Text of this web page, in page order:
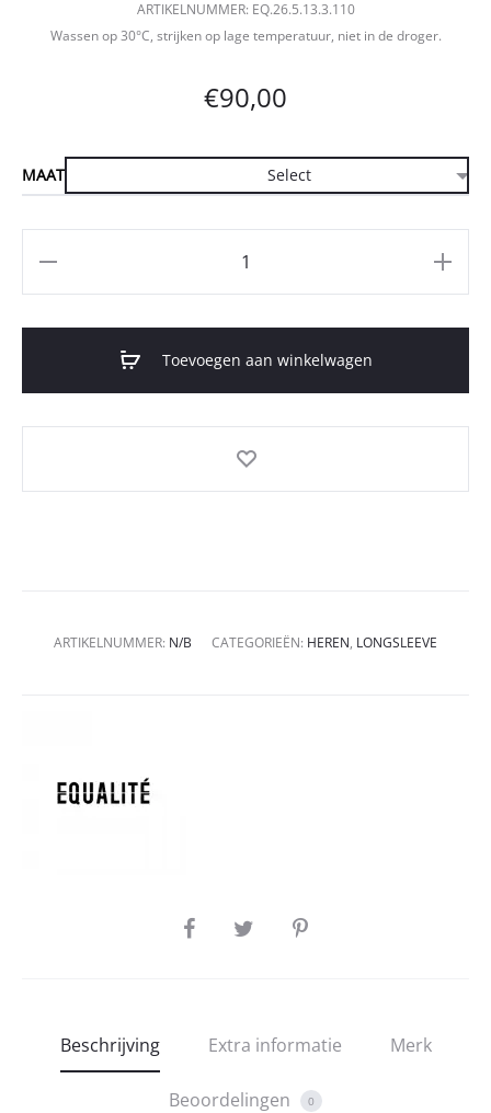
ARTIKELNUMMER: EQ.26.5.13.3.110
Wassen op 30°C, strijken op lage temperatuur, niet in de droger.
€90,00
MAAT
Toevoegen aan winkelwagen
ARTIKELNUMMER: N/B CATEGORIEËN: HEREN, LONGSLEEVE
SHARE
Beschrijving Extra informatie Merk
Beoordelingen 0